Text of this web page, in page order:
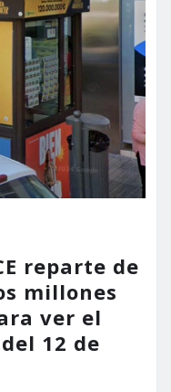
reparte de
millones
ver el
12 de